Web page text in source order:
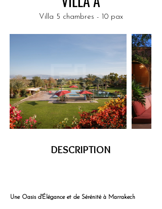
Villa 5 chambres - 10 pax
DESCRIPTION
Une Oasis d'Élégance et de Sérénité à Marrakech